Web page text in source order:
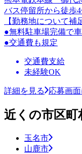
バス停留所から徒歩4
【勤務地について補
●無料駐車場完備で
●交通費も規定
交通費支給
未経験OK
詳細を見る 応募画
近くの市区
玉名市
山鹿市